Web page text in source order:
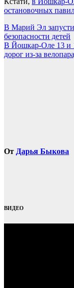
остановочных
Навигация
по
записям
В Марий Эл
безопасности детей
В Йошкар-Оле 13 и
дорог из-за
От Дарья Быкова
ВИДЕО